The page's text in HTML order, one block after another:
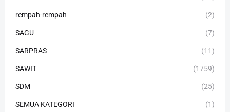
rempah-rempah (2)
SAGU (7)
SARPRAS (11)
SAWIT (1759)
SDM (25)
SEMUA KATEGORI (1)